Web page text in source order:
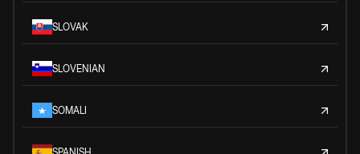
SLOVAK
SLOVENIAN
SOMALI